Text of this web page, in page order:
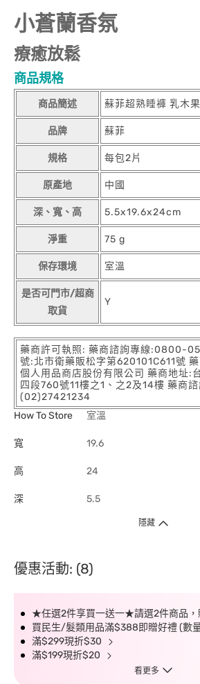
小蒼蘭香氛
療癒放鬆
商品規格
商品簡述 蘇菲超熟睡褲 乳木
品牌 蘇菲
規格 每包2片
原產地 中國
深、寬、高 5.5x19.6x24cm
淨重 75 g
保存環境 室溫
是否可門市/超商
取貨
Y
藥商許可執照: 藥商諮詢專線:0800-
號:北市衛藥販松字第620101C611號
個人用品商店股份有限公司 藥商地址:
四段760號11樓之1、之2及14樓 藥商
(02)27421234
How To Store
室溫
寬 19.6
高 24
深 5.5
隱藏
優惠活動: (8)
★任選2件享買一送一★請選2件商品，
買民生/髮類用品滿$388即贈好禮 (數
滿$299現折$30
滿$199現折$20
看更多